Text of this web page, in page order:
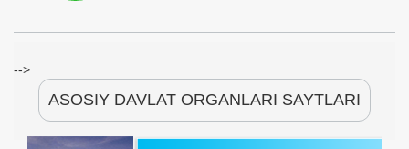
-->
ASOSIY DAVLAT ORGANLARI SAYTLARI